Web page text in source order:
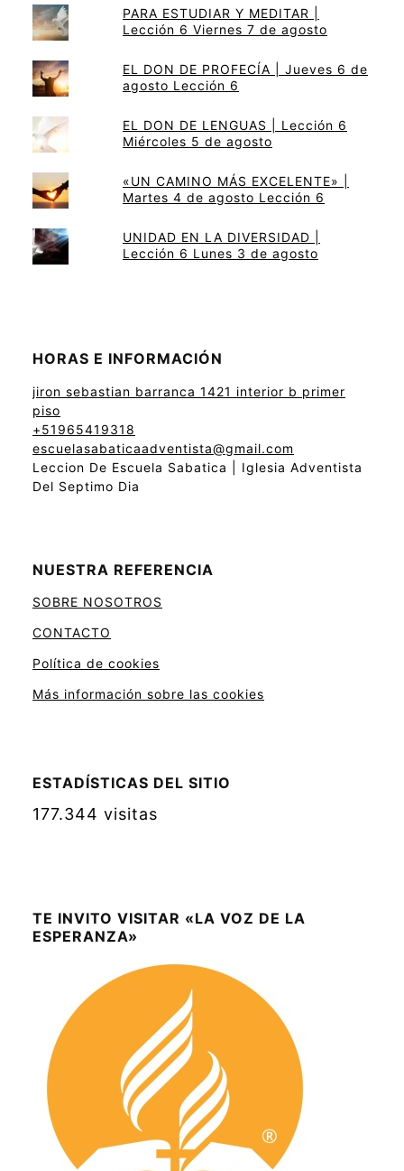
PARA ESTUDIAR Y MEDITAR |
Lección 6 Viernes 7 de agosto
EL DON DE PROFECÍA | Jueves 6 de
agosto Lección 6
EL DON DE LENGUAS | Lección 6
Miércoles 5 de agosto
«UN CAMINO MÁS EXCELENTE» |
Martes 4 de agosto Lección 6
UNIDAD EN LA DIVERSIDAD |
Lección 6 Lunes 3 de agosto
HORAS E INFORMACIÓN
jiron sebastian barranca 1421 interior b primer
piso
+51965419318
escuelasabaticaadventista@gmail.com
Leccion De Escuela Sabatica | Iglesia Adventista
Del Septimo Dia
NUESTRA REFERENCIA
SOBRE NOSOTROS
CONTACTO
Política de cookies
Más información sobre las cookies
ESTADÍSTICAS DEL SITIO
177.344 visitas
TE INVITO VISITAR «LA VOZ DE LA
ESPERANZA»